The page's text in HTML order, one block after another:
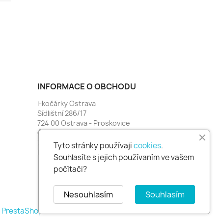
INFORMACE O OBCHODU
i-kočárky Ostrava
Sídlištní 286/17
724 00 Ostrava - Proskovice
Česko
Zavolejte nám:774 481 664
Napište nám:i-kocarky@seznam.cz
Tyto stránky používajicookies.
Souhlasíte s jejich používaním ve vašem
počítači?
Souhlasím
Nesouhlasím